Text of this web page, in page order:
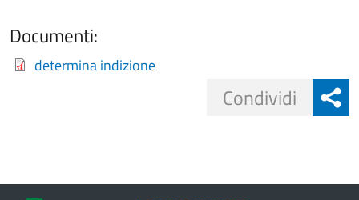
Documenti:
determina indizione
Condividi